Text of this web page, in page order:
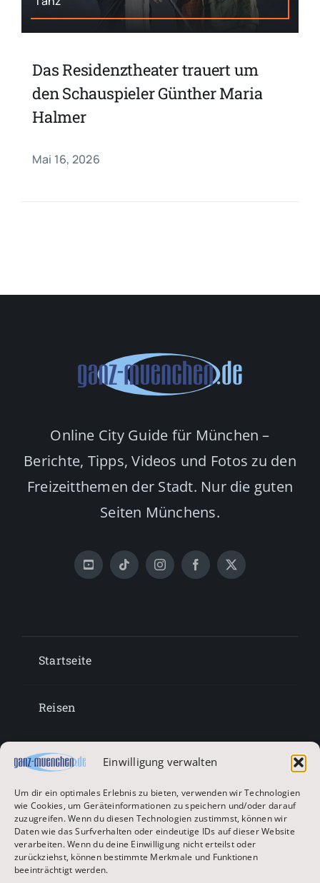
Einwilligung verwalten
Um dir ein optimales Erlebnis zu bieten, verwenden wir Technologien
wie Cookies, um Geräteinformationen zu speichern und/oder darauf
zuzugreifen. Wenn du diesen Technologien zustimmst, können wir
Daten wie das Surfverhalten oder eindeutige IDs auf dieser Website
verarbeiten. Wenn du deine Einwilligung nicht erteilst oder
zurückziehst, können bestimmte Merkmale und Funktionen
beeinträchtigt werden.
Das Residenztheater trauert um
den Schauspieler Günther Maria
Halmer
Mai 16, 2026
Online City Guide für München –
Berichte, Tipps, Videos und Fotos zu den
Freizeitthemen der Stadt. Nur die guten
Seiten Münchens.
Startseite
Reisen
Lifestyle
Entertainment
Oktoberfest & Volksfeste